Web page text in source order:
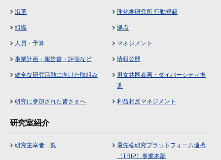
沿革 理化学研究所 行動規範
組織 拠点
人員・予算 マネジメント
事業計画・報告書・評価など 情報公開
健全な研究活動に向けた取組み
男女共同参画・ダイバーシティ推
進
研究に参加された皆さまへ 利益相反マネジメント
研究室紹介
研究主宰者一覧
最先端研究プラットフォーム連携
（TRIP）事業本部